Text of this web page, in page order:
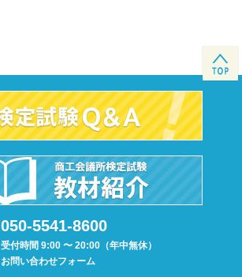
050-5541-8600
受付時間 9:00 〜 20:00（年中無休）
お問い合わせフォーム